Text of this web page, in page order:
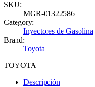
SKU:
MGR-01322586
Category:
Inyectores de Gasolina
Brand:
Toyota
TOYOTA
Descripción